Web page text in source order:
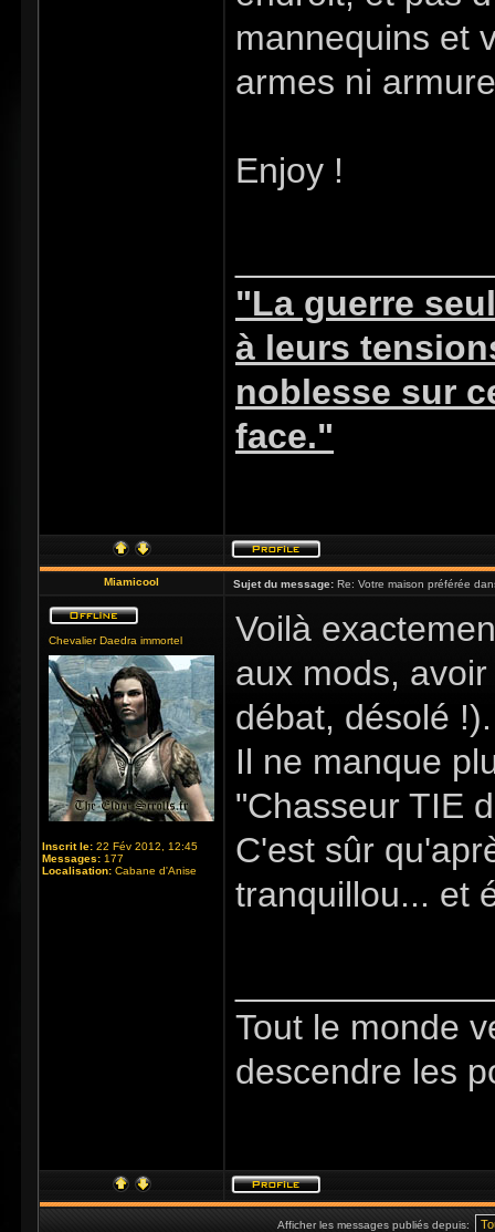
mannequins et
armes ni
Enjoy !
"La guerre
à leurs
noblesse sur
face."
Miamicool Sujet du message: Re: Votre maison préférée
Chevalier Daedra immortel
Inscrit le: 22 Fév 2012, 12:45
Messages: 177
Localisation: Cabane d'Anise
Voilà
aux mods,
débat, désolé !).
Il ne manque
"Chasseur TIE
C'est sûr
tranquillou... et
Tout le monde
descendre les
Afficher les messages publiés depuis: